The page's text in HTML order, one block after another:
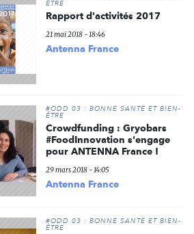
ÊTRE
Rapport d'activités 2017
21 mai 2018 - 18:46
Antenna France
#ODD 03 : BONNE SANTÉ ET BIEN-
ÊTRE
Crowdfunding : Gryobars
#FoodInnovation s'engage
pour ANTENNA France !
29 mars 2018 - 14:05
Antenna France
#ODD 03 : BONNE SANTÉ ET BIEN-
ÊTRE